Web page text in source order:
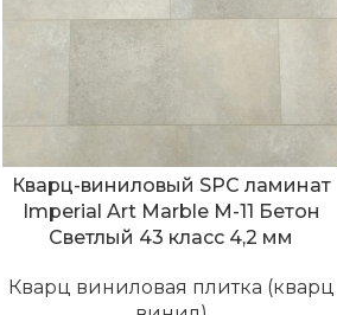
Кварц-виниловый SPC ламинат
Imperial Art Marble M-11 Бетон
Светлый 43 класс 4,2 мм
Кварц виниловая плитка (кварц